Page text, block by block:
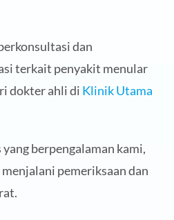
dan
terkait penyakit menular
dokter ahli di Klinik Utama
berpengalaman kami,
pemeriksaan dan